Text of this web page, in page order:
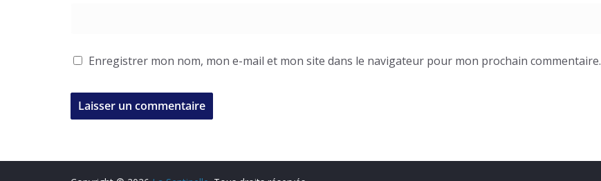
Enregistrer mon nom, mon e-mail et mon site dans le navigateur pour mon prochain commentaire.